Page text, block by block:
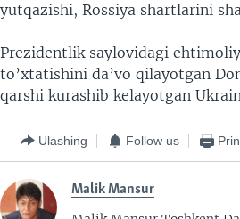
yutqazishi, Rossiya shartlarini
Prezidentlik saylovidagi
to’xtatishini da’vo qilayotgan
qarshi kurashib kelayotgan
Ulashing Follow us
Malik Mansur